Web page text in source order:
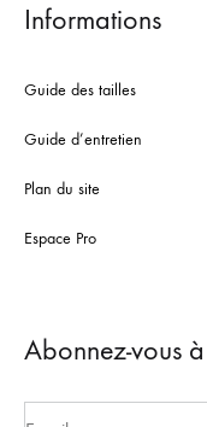
Informations
Guide des tailles
Guide d’entretien
Plan du site
Espace Pro
Abonnez-vous